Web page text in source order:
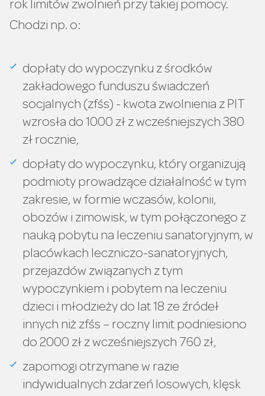
rok limitów zwolnień przy takiej pomocy.
Chodzi np. o:
dopłaty do wypoczynku z środków
zakładowego funduszu świadczeń
socjalnych (zfśs) - kwota zwolnienia z PIT
wzrosła do 1000 zł z wcześniejszych 380
zł rocznie,
dopłaty do wypoczynku, który organizują
podmioty prowadzące działalność w tym
zakresie, w formie wczasów, kolonii,
obozów i zimowisk, w tym połączonego z
nauką pobytu na leczeniu sanatoryjnym, w
placówkach leczniczo-sanatoryjnych,
przejazdów związanych z tym
wypoczynkiem i pobytem na leczeniu
dzieci i młodzieży do lat 18 ze źródeł
innych niż zfśs – roczny limit podniesiono
do 2000 zł z wcześniejszych 760 zł,
zapomogi otrzymane w razie
indywidualnych zdarzeń losowych, klęsk